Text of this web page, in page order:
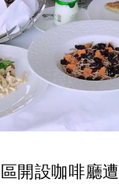
開設咖啡廳